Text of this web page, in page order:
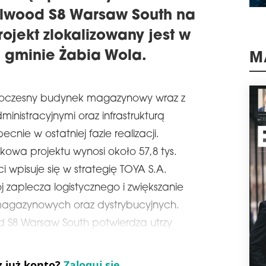
S8 Warsaw South na
zlokalizowany jest w
Żabia Wola.
budynek magazynowy wraz z
oraz infrastrukturą
w ostatniej fazie realizacji.
projektu wynosi około 57,8 tys.
wpisuje się w strategię TOYA S.A.
zaplecza logistycznego i zwiększanie
oraz dystrybucyjnych.
S8 Warsaw South potwierdza utrzy
na
tej